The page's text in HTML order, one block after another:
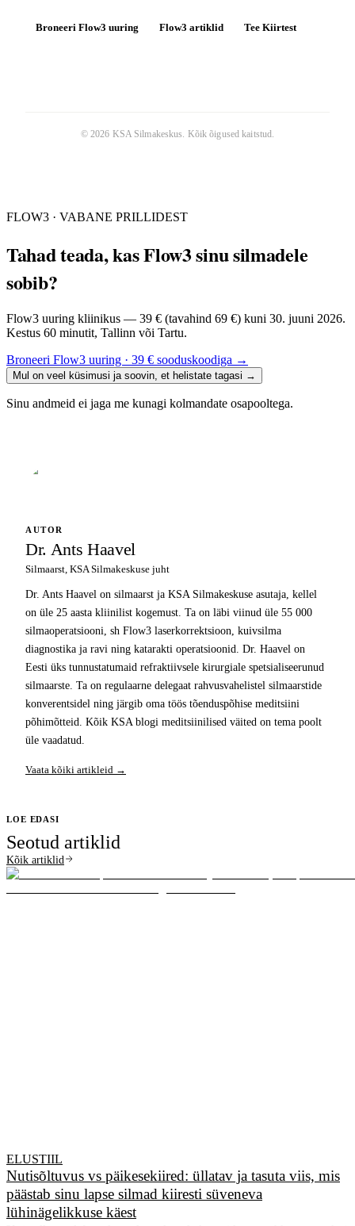
Broneeri Flow3 uuring Flow3 artiklid Tee Kiirtest
© 2026 KSA Silmakeskus. Kõik õigused kaitstud.
FLOW3 · VABANE PRILLIDEST
Tahad teada, kas Flow3 sinu silmadele
sobib?
Flow3 uuring kliinikus — 39 € (tavahind 69 €) kuni 30. juuni 2026.
Kestus 60 minutit, Tallinn või Tartu.
Broneeri Flow3 uuring · 39 € sooduskoodiga →
Mul on veel küsimusi ja soovin, et helistate tagasi →
Sinu andmeid ei jaga me kunagi kolmandate osapooltega.
AUTOR
Dr. Ants Haavel
Silmaarst, KSA Silmakeskuse juht
Dr. Ants Haavel on silmaarst ja KSA Silmakeskuse asutaja, kellel
on üle 25 aasta kliinilist kogemust. Ta on läbi viinud üle 55 000
silmaoperatsiooni, sh Flow3 laserkorrektsioon, kuivsilma
diagnostika ja ravi ning katarakti operatsioonid. Dr. Haavel on
Eesti üks tunnustatumaid refraktiivsele kirurgiale spetsialiseerunud
silmaarste. Ta on regulaarne delegaat rahvusvahelistel silmaarstide
konverentsidel ning järgib oma töös tõenduspõhise meditsiini
põhimõtteid. Kõik KSA blogi meditsiinilised väited on tema poolt
üle vaadatud.
Vaata kõiki artikleid →
LOE EDASI
Seotud artiklid
Kõik artiklid
ELUSTIIL
Nutisõltuvus vs päikesekiired: üllatav ja tasuta viis, mis
päästab sinu lapse silmad kiiresti süveneva
lühinägelikkuse käest